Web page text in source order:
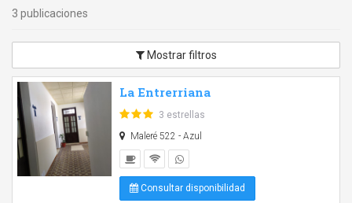
3 publicaciones
Mostrar filtros
La Entrerriana
3 estrellas
Maleré 522 - Azul
Consultar disponibilidad